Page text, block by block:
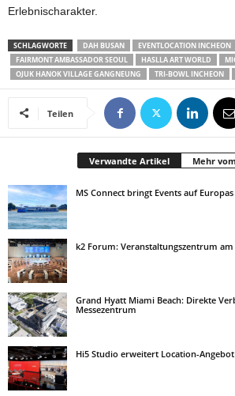
Erlebnischarakter.
SCHLAGWORTE DAH BUSAN EVENTLOCATION INCHEON
FAIRMONT AMBASSADOR SEOUL
HASLLA ART WORLD
OJUK HANOK VILLAGE GANGNEUNG
TRI-BOWL INCHEON
Teilen
Verwandte Artikel Mehr
MS Connect bringt Events auf
k2 Forum: Veranstaltungszentrum
Grand Hyatt Miami Beach: Direkte
Messezentrum
Hi5 Studio erweitert Location-Angebot